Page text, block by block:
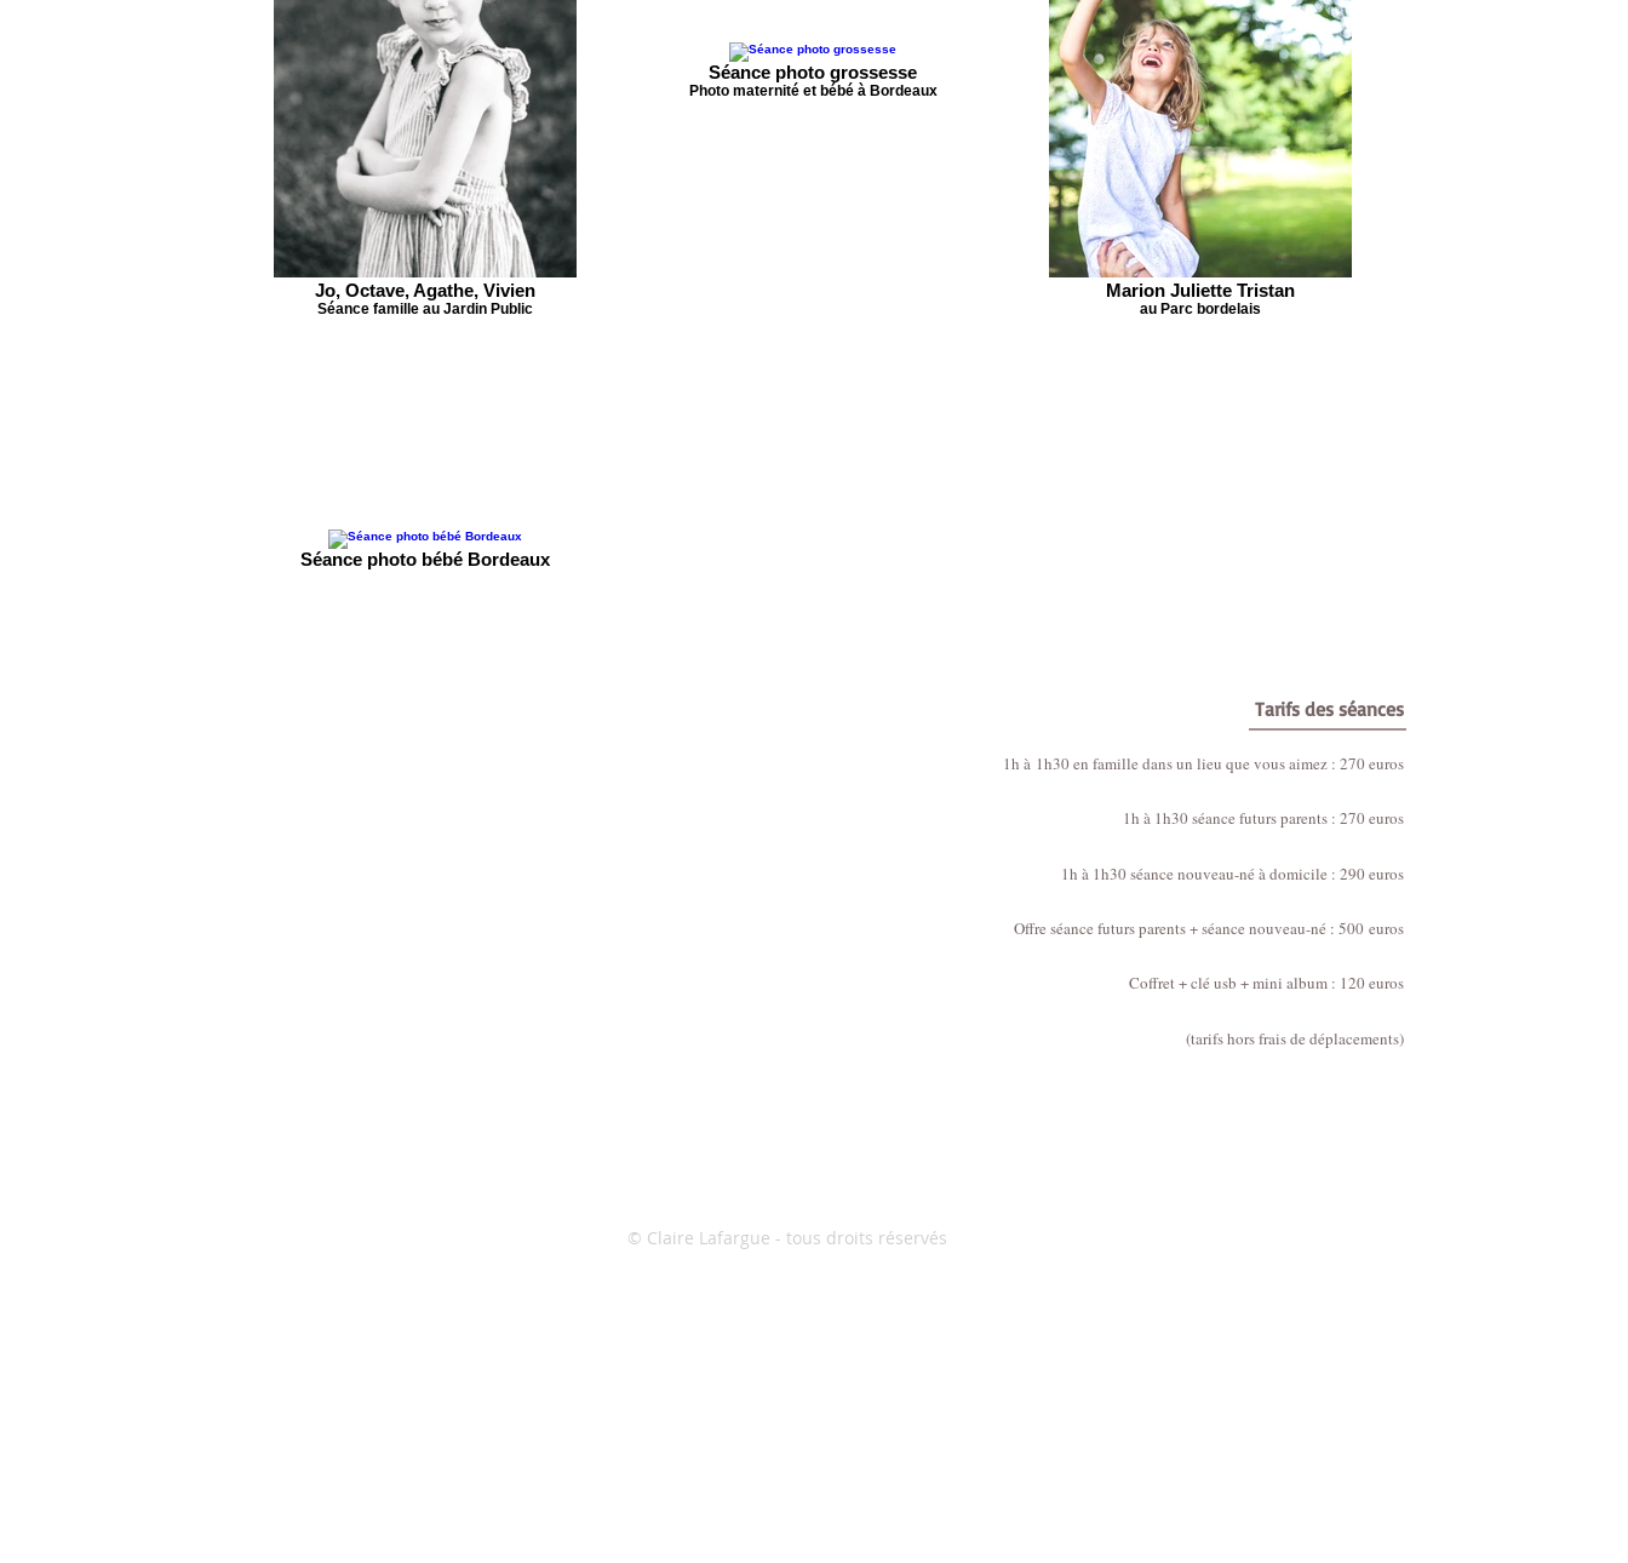
Jo, Octave, Agathe, Vivien
Séance famille au Jardin Public
Séance photo grossesse
Photo maternité et bébé à Bordeaux
Marion Juliette Tristan
au Parc bordelais
Séance photo bébé Bordeaux
Tarifs des séances
1h à 1h30 en famille dans un lieu que vous aimez : 270 euros
1h à 1h30 séance futurs parents : 270 euros
1h à 1h30 séance nouveau-né à domicile : 290 euros
Offre séance futurs parents + séance nouveau-né : 500 euros
Coffret + clé usb + mini album : 120 euros
(tarifs hors frais de déplacements)
© Claire Lafargue - tous droits réservés